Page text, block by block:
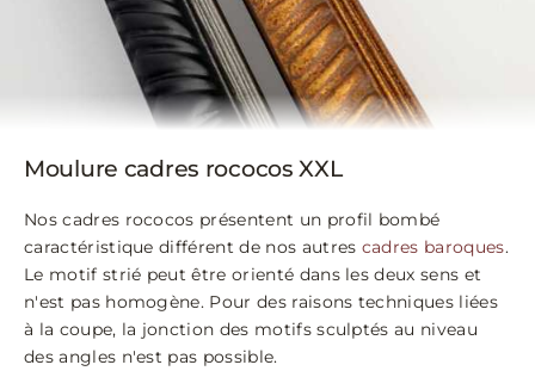
Moulure cadres rococos XXL
Nos cadres rococos présentent un profil bombé
caractéristique différent de nos autres cadres baroques.
Le motif strié peut être orienté dans les deux sens et
n'est pas homogène. Pour des raisons techniques liées
à la coupe, la jonction des motifs sculptés au niveau
des angles n'est pas possible.